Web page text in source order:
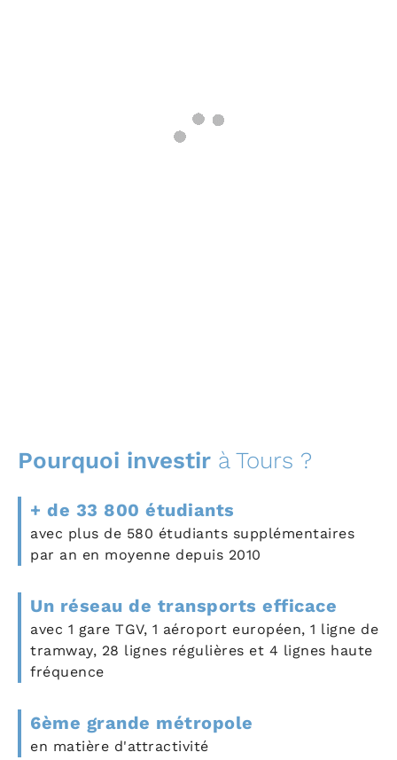
Pourquoi investir à Tours ?
+ de 33 800 étudiants
avec plus de 580 étudiants supplémentaires
par an en moyenne depuis 2010
Un réseau de transports efficace
avec 1 gare TGV, 1 aéroport européen, 1 ligne de
tramway, 28 lignes régulières et 4 lignes haute
fréquence
6ème grande métropole
en matière d'attractivité